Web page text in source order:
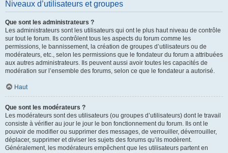
Niveaux d’utilisateurs et groupes
Que sont les administrateurs ?
Les administrateurs sont les utilisateurs qui ont le plus haut niveau de contrôle
sur tout le forum. Ils contrôlent tous les aspects du forum comme les
permissions, le bannissement, la création de groupes d’utilisateurs ou de
modérateurs, etc., selon les permissions que le fondateur du forum a attribuées
aux autres administrateurs. Ils peuvent aussi avoir toutes les capacités de
modération sur l’ensemble des forums, selon ce que le fondateur a autorisé.
Haut
Que sont les modérateurs ?
Les modérateurs sont des utilisateurs (ou groupes d’utilisateurs) dont le travail
consiste à vérifier au jour le jour le bon fonctionnement du forum. Ils ont le
pouvoir de modifier ou supprimer des messages, de verrouiller, déverrouiller,
déplacer, supprimer et diviser les sujets des forums qu’ils modèrent.
Généralement, les modérateurs empêchent que les utilisateurs partent en